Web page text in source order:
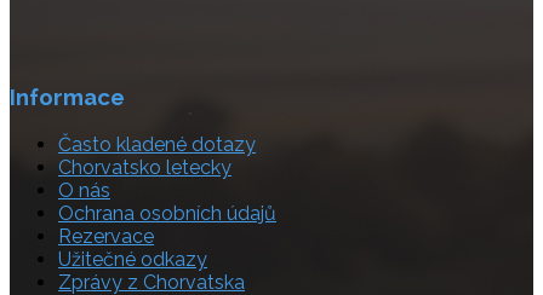
Informace
Často kladené dotazy
Chorvatsko letecky
O nás
Ochrana osobních údajů
Rezervace
Užitečné odkazy
Zprávy z Chorvatska